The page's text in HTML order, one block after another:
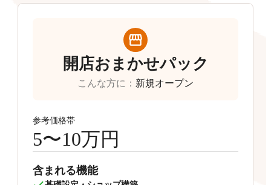
開店おまかせパック
こんな方に ： 新規オープン
参考価格帯
5〜10万円
含まれる機能